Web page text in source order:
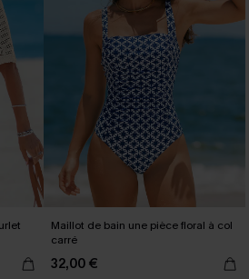
Maillot de bain une pièce floral à col
carré
32,00 €